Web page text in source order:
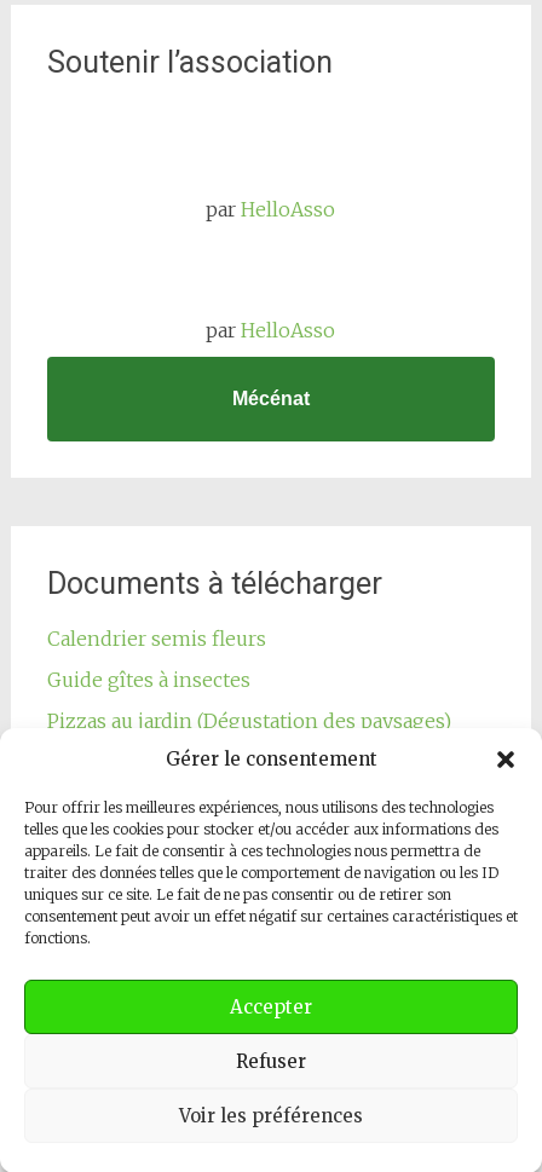
Gérer le consentement
Pour offrir les meilleures expériences, nous utilisons des technologies
telles que les cookies pour stocker et/ou accéder aux informations des
appareils. Le fait de consentir à ces technologies nous permettra de
traiter des données telles que le comportement de navigation ou les ID
uniques sur ce site. Le fait de ne pas consentir ou de retirer son
consentement peut avoir un effet négatif sur certaines caractéristiques et
fonctions.
Accepter
Refuser
Voir les préférences
Soutenir l’association
parHelloAsso
parHelloAsso
Mécénat
Documents à télécharger
Calendrier semis fleurs
Guide gîtes à insectes
Pizzas au jardin (Dégustation des paysages)
Notre page Facebook
par ThemeGrill. Powered by
Contactez-nous